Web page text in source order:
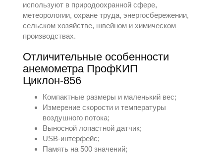
используют в природоохранной сфере,
метеорологии, охране труда, энергосбережении,
сельском хозяйстве, швейном и химическом
производствах.
Отличительные особенности
анемометра ПрофКИП
Циклон-856
Компактные размеры и маленький вес;
Измерение скорости и температуры
воздушного потока;
Выносной лопастной датчик;
USB-интерфейс;
Память на 500 значений;